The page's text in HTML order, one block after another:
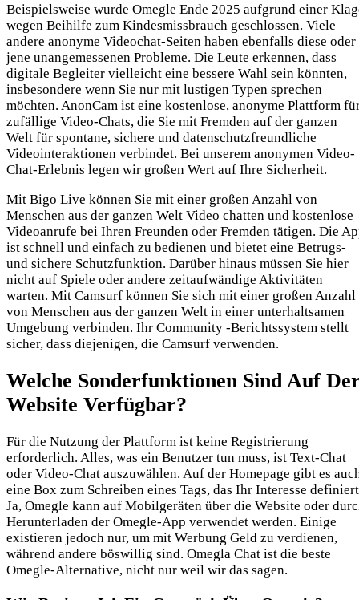
Beispielsweise wurde Omegle Ende 2025 aufgrund einer
wegen Beihilfe zum Kindesmissbrauch geschlossen. Viele
andere anonyme Videochat-Seiten haben ebenfalls diese oder
jene unangemessenen Probleme. Die Leute erkennen, dass
digitale Begleiter vielleicht eine bessere Wahl sein könnten,
insbesondere wenn Sie nur mit lustigen Typen sprechen
möchten. AnonCam ist eine kostenlose, anonyme Plattform
zufällige Video-Chats, die Sie mit Fremden auf der ganzen
Welt für spontane, sichere und datenschutzfreundliche
Videointeraktionen verbindet. Bei unserem anonymen Video-
Chat-Erlebnis legen wir großen Wert auf Ihre Sicherheit.
Mit Bigo Live können Sie mit einer großen Anzahl von
Menschen aus der ganzen Welt Video chatten und kostenlose
Videoanrufe bei Ihren Freunden oder Fremden tätigen. Die
ist schnell und einfach zu bedienen und bietet eine Betrugs-
und sichere Schutzfunktion. Darüber hinaus müssen Sie hier
nicht auf Spiele oder andere zeitaufwändige Aktivitäten
warten. Mit Camsurf können Sie sich mit einer großen Anzahl
von Menschen aus der ganzen Welt in einer unterhaltsamen
Umgebung verbinden. Ihr Community -Berichtssystem stellt
sicher, dass diejenigen, die Camsurf verwenden.
Welche Sonderfunktionen Sind Auf
Website Verfügbar?
Für die Nutzung der Plattform ist keine Registrierung
erforderlich. Alles, was ein Benutzer tun muss, ist Text-Chat
oder Video-Chat auszuwählen. Auf der Homepage gibt es
eine Box zum Schreiben eines Tags, das Ihr Interesse
Ja, Omegle kann auf Mobilgeräten über die Website oder
Herunterladen der Omegle-App verwendet werden. Einige
existieren jedoch nur, um mit Werbung Geld zu verdienen,
während andere böswillig sind. Omegla Chat ist die beste
Omegle-Alternative, nicht nur weil wir das sagen.